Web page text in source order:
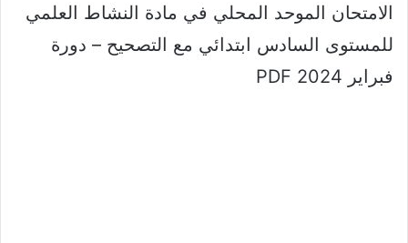
الامتحان الموحد المحلي في مادة النشاط العلمي
للمستوى السادس ابتدائي مع التصحيح – دورة
فبراير 2024 PDF